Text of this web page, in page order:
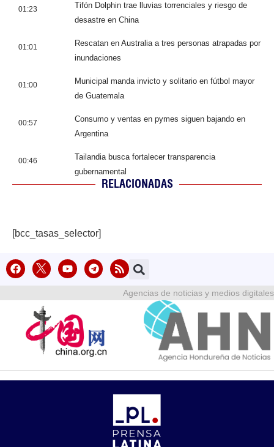
01:23
Tifón Dolphin trae lluvias torrenciales y riesgo de
desastre en China
01:01
Rescatan en Australia a tres personas atrapadas por
inundaciones
01:00
Municipal manda invicto y solitario en fútbol mayor
de Guatemala
00:57
Consumo y ventas en pymes siguen bajando en
Argentina
00:46
Tailandia busca fortalecer transparencia
gubernamental
RELACIONADAS
[bcc_tasas_selector]
Agencias de noticias y medios digitales